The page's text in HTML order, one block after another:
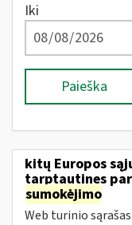
Iki
Paieška
kitų Europos
tarptautines
sumokėjimo
Web turinio sąrašas